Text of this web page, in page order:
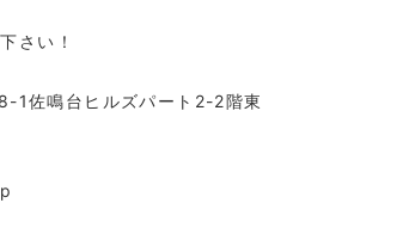
さい！
1佐鳴台ヒルズパート2-2階東